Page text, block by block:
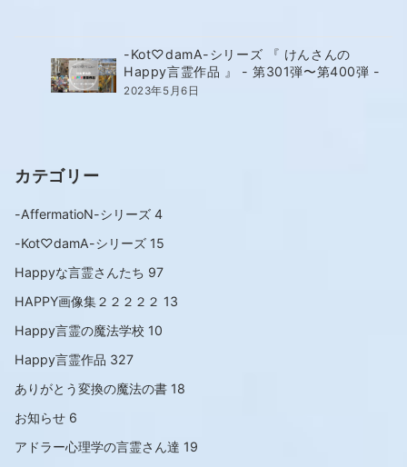
-Kot♡damA-シリーズ 『 けんさんの
Happy言霊作品 』 - 第301弾〜第400弾 -
2023年5月6日
カテゴリー
-AffermatioN-シリーズ 4
-Kot♡damA-シリーズ 15
Happyな言霊さんたち 97
HAPPY画像集２２２２２ 13
Happy言霊の魔法学校 10
Happy言霊作品 327
ありがとう変換の魔法の書 18
お知らせ 6
アドラー心理学の言霊さん達 19